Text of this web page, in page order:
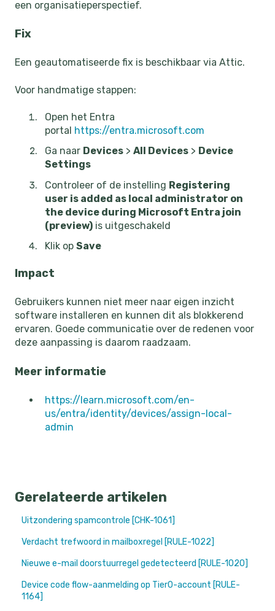
een organisatieperspectief.
Fix
Een geautomatiseerde fix is beschikbaar via Attic.
Voor handmatige stappen:
Open het Entra
portal https://entra.microsoft.com
Ga naar Devices > All Devices > Device
Settings
Controleer of de instelling Registering
user is added as local administrator on
the device during Microsoft Entra join
(preview) is uitgeschakeld
Klik op Save
Impact
Gebruikers kunnen niet meer naar eigen inzicht
software installeren en kunnen dit als blokkerend
ervaren. Goede communicatie over de redenen voor
deze aanpassing is daarom raadzaam.
Meer informatie
https://learn.microsoft.com/en-
us/entra/identity/devices/assign-local-
admin
Gerelateerde artikelen
Uitzondering spamcontrole [CHK-1061]
Verdacht trefwoord in mailboxregel [RULE-1022]
Nieuwe e-mail doorstuurregel gedetecteerd [RULE-1020]
Device code flow-aanmelding op Tier0-account [RULE-
1164]